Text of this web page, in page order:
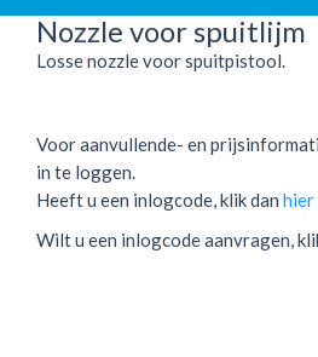
Nozzle voor spuitlijm
Losse nozzle voor spuitpistool.
Voor aanvullende- en
in te loggen.
Heeft u een inlogcode, klik dan hier
Wilt u een inlogcode aanvragen,